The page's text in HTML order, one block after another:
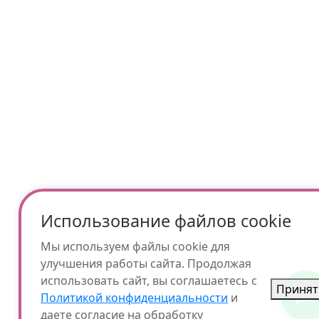
Использование файлов cookie
Мы используем файлы cookie для
улучшения работы сайта. Продолжая
использовать сайт, вы соглашаетесь с
Политикой конфиденциальности и
даете согласие на обработку